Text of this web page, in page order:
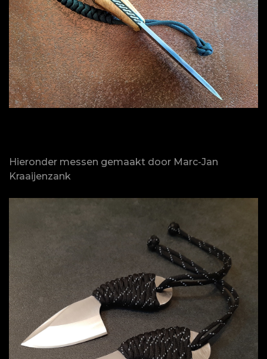
Hieronder messen gemaakt door Marc-Jan
Kraaijenzank